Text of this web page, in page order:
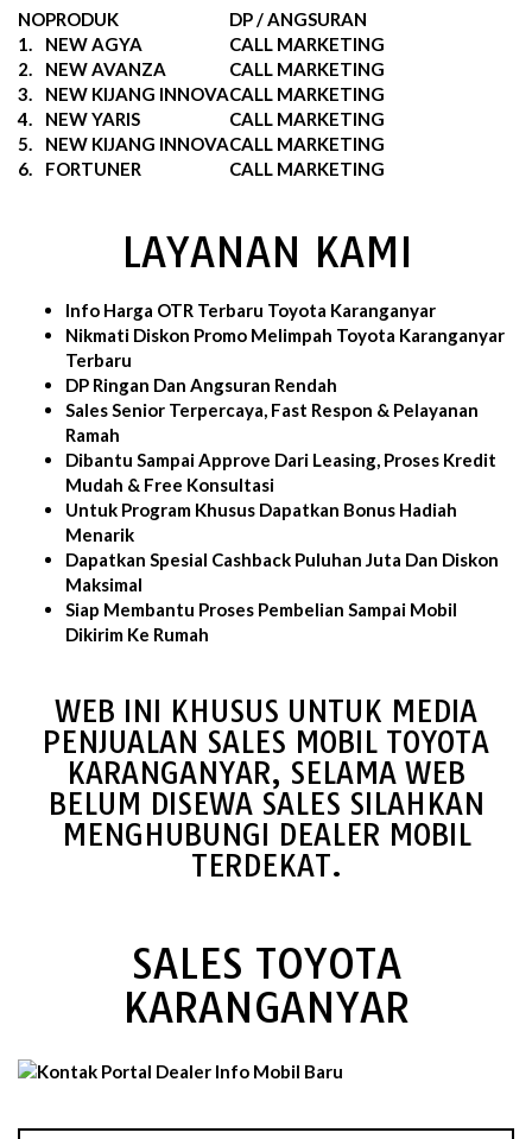
NOPRODUK
DP / ANGSURAN
1.
NEW AGYA
CALL MARKETING
2.
NEW AVANZA
CALL MARKETING
3.
NEW KIJANG INNOVACALL MARKETING
4.
NEW YARIS
CALL MARKETING
5.
NEW KIJANG INNOVACALL MARKETING
6.
FORTUNER CALL MARKETING
LAYANAN KAMI
Info Harga OTR Terbaru Toyota Karanganyar
Nikmati Diskon Promo Melimpah Toyota Karanganyar
Terbaru
DP Ringan Dan Angsuran Rendah
Sales Senior Terpercaya, Fast Respon & Pelayanan
Ramah
Dibantu Sampai Approve Dari Leasing, Proses Kredit
Mudah & Free Konsultasi
Untuk Program Khusus Dapatkan Bonus Hadiah
Menarik
Dapatkan Spesial Cashback Puluhan Juta Dan Diskon
Maksimal
Siap Membantu Proses Pembelian Sampai Mobil
Dikirim Ke Rumah
WEB INI KHUSUS UNTUK MEDIA
PENJUALAN SALES MOBIL TOYOTA
KARANGANYAR, SELAMA WEB
BELUM DISEWA SALES SILAHKAN
MENGHUBUNGI DEALER MOBIL
TERDEKAT.
SALES TOYOTA
KARANGANYAR